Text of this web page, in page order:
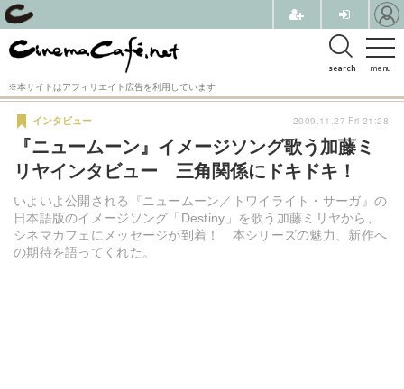
menu
search
※本サイトはアフィリエイト広告を利用しています
『ニュームーン』イメージソング歌う加藤ミ
リヤインタビュー 三角関係にドキドキ！
いよいよ公開される『ニュームーン／トワイライト・サーガ』の
日本語版のイメージソング「Destiny」を歌う加藤ミリヤから、
シネマカフェにメッセージが到着！ 本シリーズの魅力、新作へ
の期待を語ってくれた。
インタビュー 2009.11.27 Fri 21:28